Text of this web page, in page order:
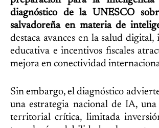
diagnóstico de la UNESCO
salvadoreña en materia de
destaca avances en la salud
educativa e incentivos fiscales
mejora en conectividad
Sin embargo, el diagnóstico
una estrategia nacional de IA,
territorial crítica, limitada